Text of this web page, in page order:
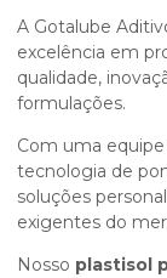
A Gotalube
excelência em
qualidade,
formulações.
Com uma
tecnologia de
soluções
exigentes do
Nosso plastisol